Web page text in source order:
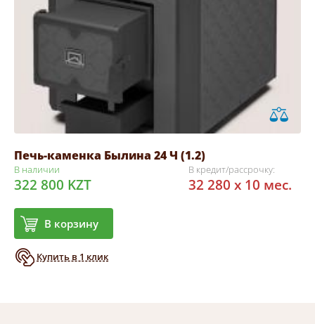
Печь-каменка Былина 24 Ч (1.2)
В наличии
322 800 KZT
В корзину
Купить в 1 клик
В кредит/рассрочку:
32 280 x 10 мес.